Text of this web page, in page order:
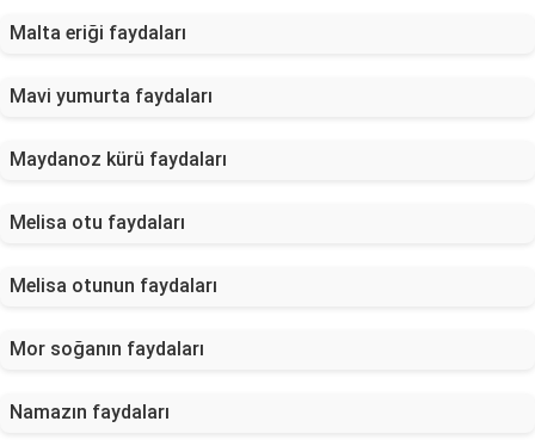
Malta eriği faydaları
Mavi yumurta faydaları
Maydanoz kürü faydaları
Melisa otu faydaları
Melisa otunun faydaları
Mor soğanın faydaları
Namazın faydaları